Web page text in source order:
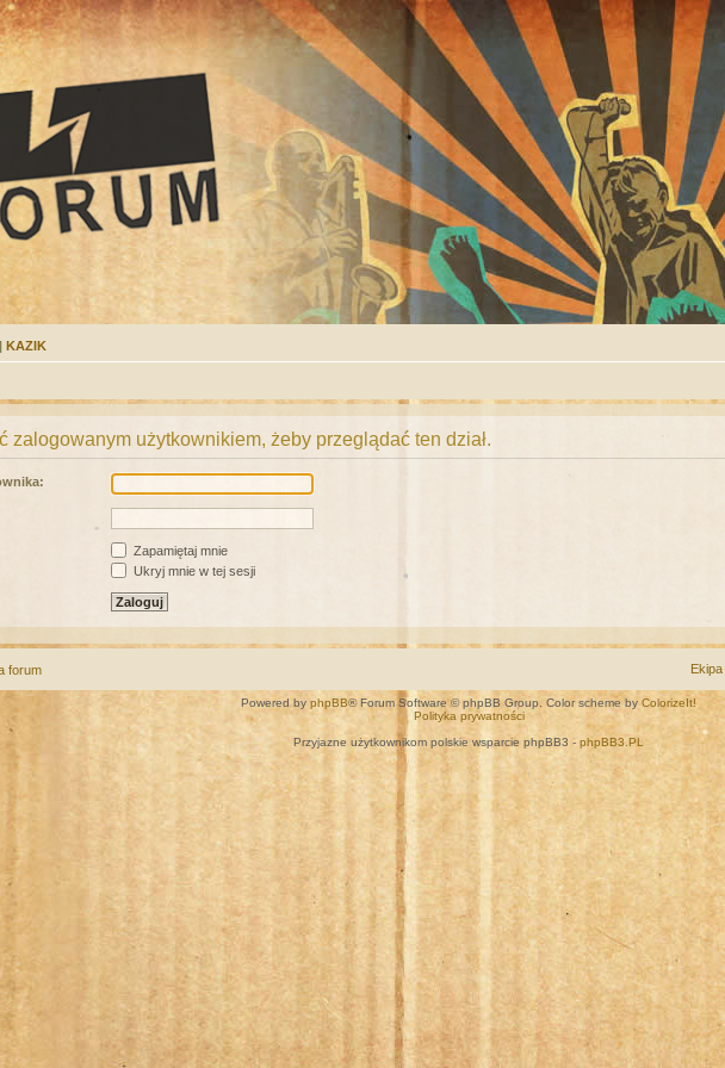
| KAZIK
zalogowanym użytkownikiem, żeby przeglądać ten dział.
Zapamiętaj mnie
Ukryj mnie w tej sesji
forum Ekipa
Powered by phpBB® Forum Software © phpBB Group. Color scheme by ColorizeIt!
Polityka prywatności
Przyjazne użytkownikom polskie wsparcie phpBB3 - phpBB3.PL